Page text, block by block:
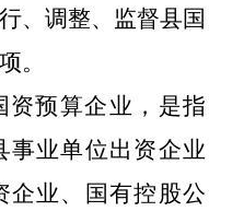
、调整、监督县国
。
资预算企业，是指
事业单位出资企业
企业、国有控股公